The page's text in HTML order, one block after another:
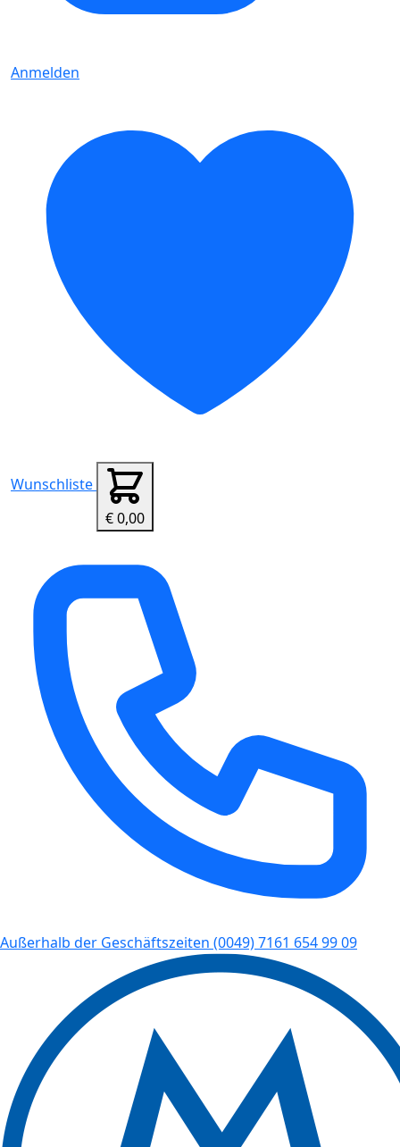
Anmelden
Wunschliste
€ 0,00
Außerhalb der Geschäftszeiten (0049) 7161 654 99 09